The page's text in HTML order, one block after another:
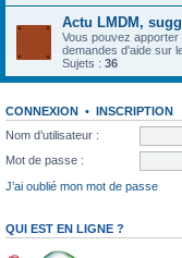
Actu LMDM,
Vous pouvez
demandes d'aide sur
Sujets : 36
CONNEXION • INSCRIPTION
Nom d’utilisateur :
Mot de passe :
J’ai oublié mon mot de passe
QUI EST EN LIGNE ?